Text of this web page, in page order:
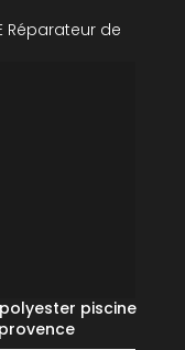
Réparateur de
piscine